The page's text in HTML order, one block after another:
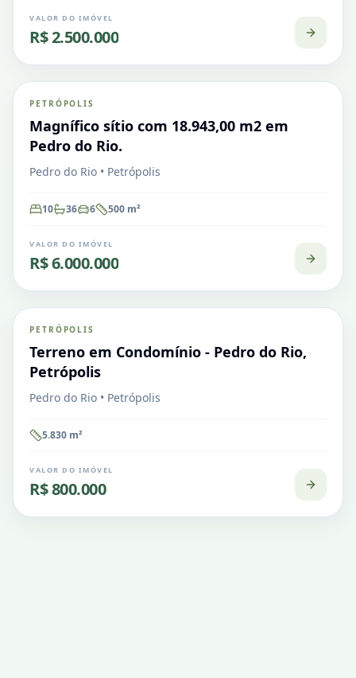
VALOR DO IMÓVEL
R$ 2.500.000
VENDA
PETRÓPOLIS
Magnífico sítio com 18.943,00 m2 em
Pedro do Rio.
Pedro do Rio • Petrópolis
10 36 6 500 m²
VALOR DO IMÓVEL
R$ 6.000.000
VENDA Terreno em Condomínio
PETRÓPOLIS
Terreno em Condomínio - Pedro do Rio,
Petrópolis
Pedro do Rio • Petrópolis
5.830 m²
VALOR DO IMÓVEL
R$ 800.000